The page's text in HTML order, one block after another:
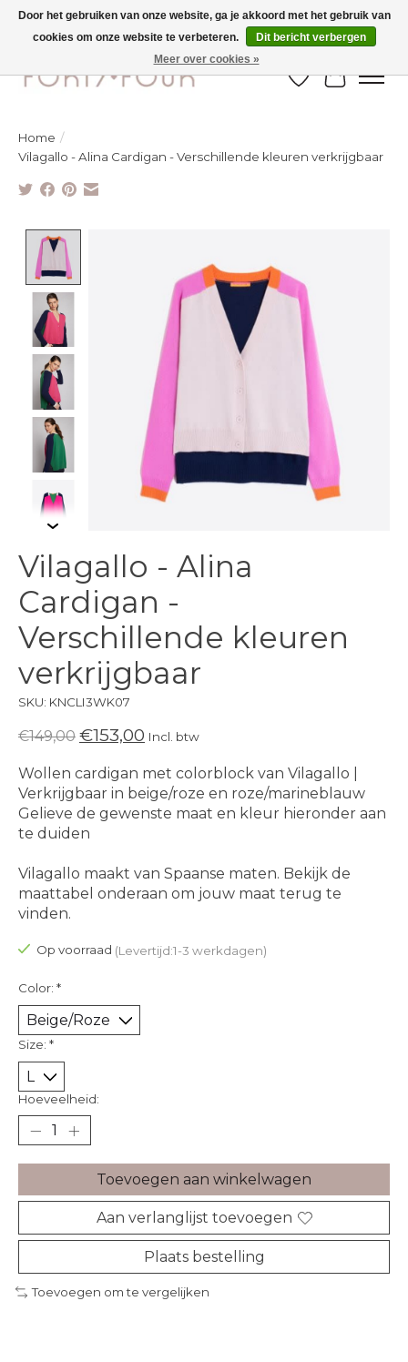
Ontdek de nieuwe najaarscollectie nu in de winkel - selectie online
Verlanglijst
Home /
Vilagallo - Alina Cardigan - Verschillende kleuren verkrijgbaar
Vilagallo - Alina
Cardigan -
Verschillende kleuren
verkrijgbaar
SKU: KNCLI3WK07
€149,00 €153,00 Incl. btw
Wollen cardigan met colorblock van Vilagallo |
Verkrijgbaar in beige/roze en roze/marineblauw
Gelieve de gewenste maat en kleur hieronder aan
te duiden
Vilagallo maakt van Spaanse maten. Bekijk de
maattabel onderaan om jouw maat terug te
vinden.
Op voorraad (Levertijd:1-3 werkdagen)
Color: *
Size: *
Hoeveelheid:
Toevoegen aan winkelwagen
Aan verlanglijst toevoegen
Plaats bestelling
Toevoegen om te vergelijken
Door het gebruiken van onze website, ga je akkoord met het gebruik van
cookies om onze website te verbeteren.
Dit bericht verbergen
Meer over cookies »